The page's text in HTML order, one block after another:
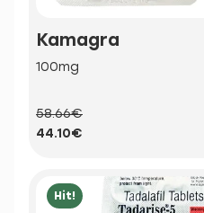
Kamagra
100mg
58.66€
44.10€
Hit!